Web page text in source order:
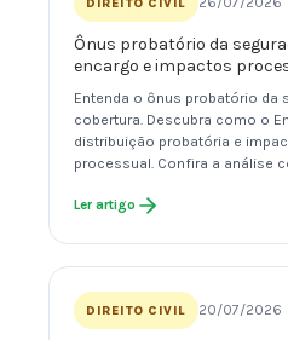
Ônus probatório da
encargo e impactos
Entenda o ônus probatório da
cobertura. Descubra como o
distribuição probatória e
processual. Confira a análise
Ler artigo
DIREITO CIVIL 20/07/2026